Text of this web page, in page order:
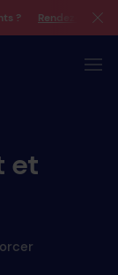
? Rendez-vous
et